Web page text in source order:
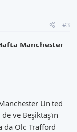
#3
Manchester
United
ve Beşiktaş'ın
da Old Trafford